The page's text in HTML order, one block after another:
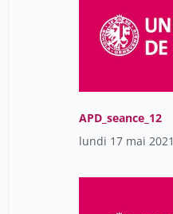
APD_seance_12
lundi 17 mai 2021